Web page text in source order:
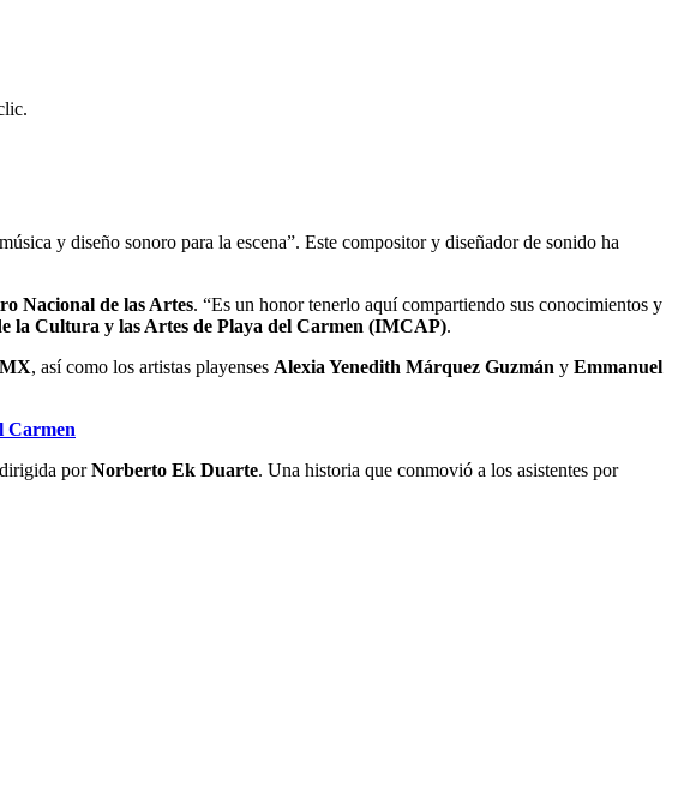
y diseño sonoro para la escena”. Este compositor y diseñador de sonido ha
Nacional de las Artes. “Es un honor tenerlo aquí compartiendo sus conocimientos y
la Cultura y las Artes de Playa del Carmen (IMCAP).
, así como los artistas playenses Alexia Yenedith Márquez Guzmán y Emmanuel
Carmen
dirigida porNorberto Ek Duarte. Una historia que conmovió a los asistentes por